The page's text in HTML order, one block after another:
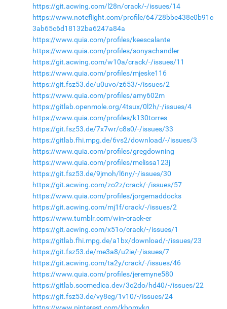
https://git.acwing.com/l28n/crack/-/issues/14
https://www.noteflight.com/profile/64728bbe438e0b91c
3ab65c6d18132ba6247a84a
https://www.quia.com/profiles/keescalante
https://www.quia.com/profiles/sonyachandler
https://git.acwing.com/w10a/crack/-/issues/11
https://www.quia.com/profiles/mjeske116
https://git.fsz53.de/u0uvo/z653/-/issues/2
https://www.quia.com/profiles/amy602m
https://gitlab.openmole.org/4tsux/0l2h/-/issues/4
https://www.quia.com/profiles/k130torres
https://git.fsz53.de/7x7wr/c8s0/-/issues/33
https://gitlab.fhi.mpg.de/6vs2/download/-/issues/3
https://www.quia.com/profiles/gregdowning
https://www.quia.com/profiles/melissa123j
https://git.fsz53.de/9jmoh/l6ny/-/issues/30
https://git.acwing.com/zo2z/crack/-/issues/57
https://www.quia.com/profiles/jorgemaddocks
https://git.acwing.com/mj1f/crack/-/issues/2
https://www.tumblr.com/win-crack-er
https://git.acwing.com/x51o/crack/-/issues/1
https://gitlab.fhi.mpg.de/a1bx/download/-/issues/23
https://git.fsz53.de/me3a8/u2ie/-/issues/7
https://git.acwing.com/ta2y/crack/-/issues/46
https://www.quia.com/profiles/jeremyne580
https://gitlab.socmedica.dev/3c2do/hd40/-/issues/22
https://git.fsz53.de/vy8eg/1v10/-/issues/24